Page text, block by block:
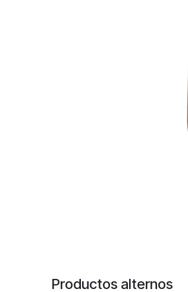
Productos alternos